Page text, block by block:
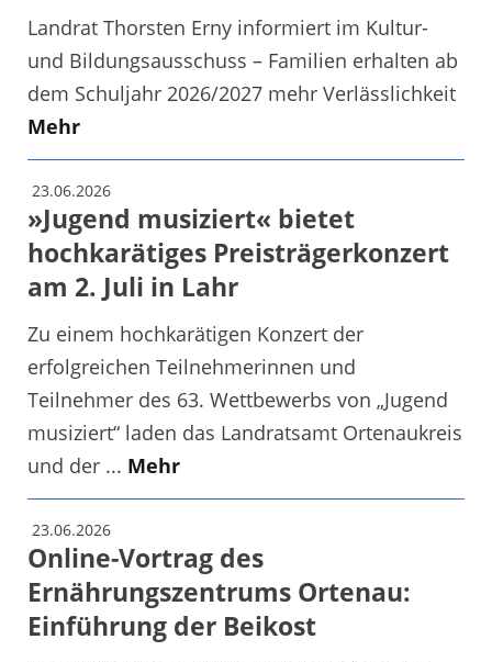
Landrat Thorsten Erny informiert im Kultur-
und Bildungsausschuss – Familien erhalten ab
dem Schuljahr 2026/2027 mehr Verlässlichkeit
Mehr
23.06.2026
»Jugend musiziert« bietet
hochkarätiges Preisträgerkonzert
am 2. Juli in Lahr
Zu einem hochkarätigen Konzert der
erfolgreichen Teilnehmerinnen und
Teilnehmer des 63. Wettbewerbs von „Jugend
musiziert“ laden das Landratsamt Ortenaukreis
und der ... Mehr
23.06.2026
Online-Vortrag des
Ernährungszentrums Ortenau:
Einführung der Beikost